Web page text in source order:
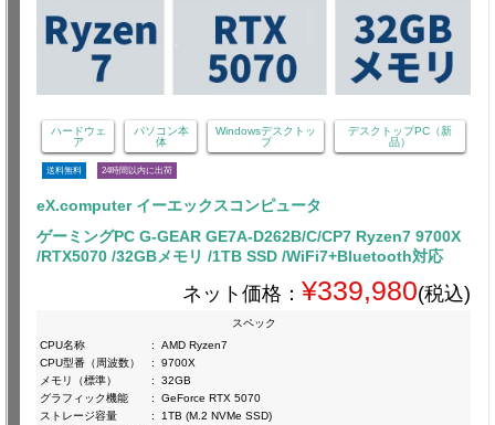
ハードウェ
ア
パソコン本
体
Windowsデスクトッ
プ
デスクトップPC（新
品）
送料無料 24時間以内に出荷
eX.computer イーエックスコンピュータ
ゲーミングPC G-GEAR GE7A-D262B/C/CP7 Ryzen7 9700X
/RTX5070 /32GBメモリ /1TB SSD /WiFi7+Bluetooth対応
ネット価格： ¥339,980(税込)
スペック
CPU名称
:
AMD Ryzen7
CPU型番（周波数）
:
9700X
メモリ（標準）
:
32GB
グラフィック機能
:
GeForce RTX 5070
ストレージ容量
:
1TB (M.2 NVMe SSD)